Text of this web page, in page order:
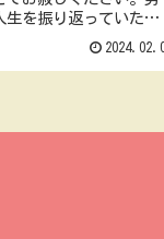
生を振り返っていただ